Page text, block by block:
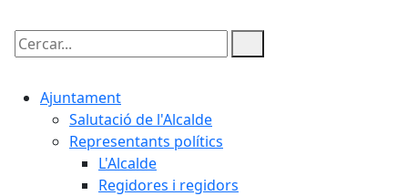
Cercar:
Ajuntament
Salutació de l'Alcalde
Representants polítics
L'Alcalde
Regidores i regidors